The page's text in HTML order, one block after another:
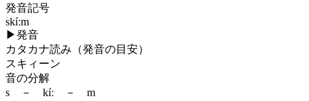
発音記号
skíːm
▶発音
カタカナ読み（発音の目安）
スキィーン
音の分解
s － kíː － m